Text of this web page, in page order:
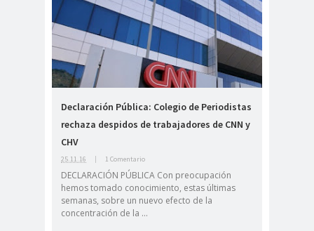
Antonio
Márquez
aprueb
o
Araucaní
Arco de
Triunfo
argentin
a
Arica
Arica
Parinacota
Aristegui en
vivo
asamble
a
Asamblea
Asamblea
Constituyente
Asamblea
Extraordinaria
Declaración Pública: Colegio de Periodistas
rechaza despidos de trabajadores de CNN y
CHV
25.11.16 | 1 Comentario
DECLARACIÓN PÚBLICA Con preocupación
hemos tomado conocimiento, estas últimas
semanas, sobre un nuevo efecto de la
concentración de la ...